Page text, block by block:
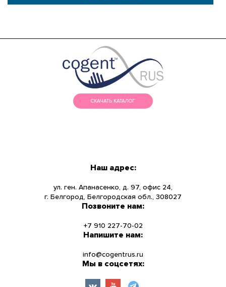
СКАЧАТЬ КАТАЛОГ
НОВОСТИ
УСЛУГИ
ИНФОРМАЦИЯ
КОНТАКТЫ
Наш адрес:
ул. ген. Апанасенко, д. 97, офис 24,
г. Белгород, Белгородская обл., 308027
Позвоните нам:
+7 910 227-70-02
Напишите нам:
info@cogentrus.ru
Мы в соцсетях: